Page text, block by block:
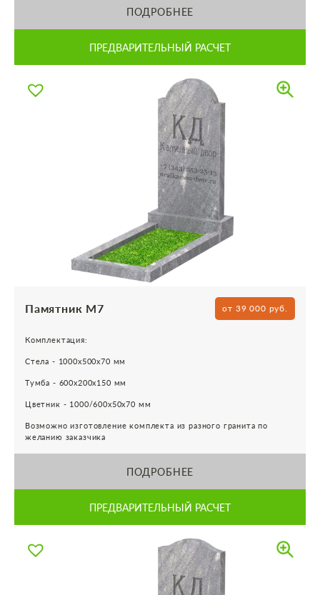
ПОДРОБНЕЕ
ПРЕДВАРИТЕЛЬНЫЙ РАСЧЕТ
Памятник М7 от 39 000 руб.
Комплектация:
Стела - 1000х500х70 мм
Тумба - 600х200х150 мм
Цветник - 1000/600х50х70 мм
Возможно изготовление комплекта из разного гранита по
желанию заказчика
ПОДРОБНЕЕ
ПРЕДВАРИТЕЛЬНЫЙ РАСЧЕТ